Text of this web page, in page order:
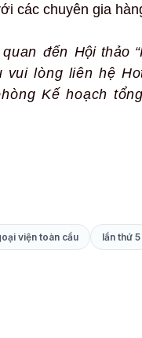
các chuyên gia
đến Hội thảo
vui lòng liên hệ
Kế hoạch
viện toàn cầu lần thứ 5